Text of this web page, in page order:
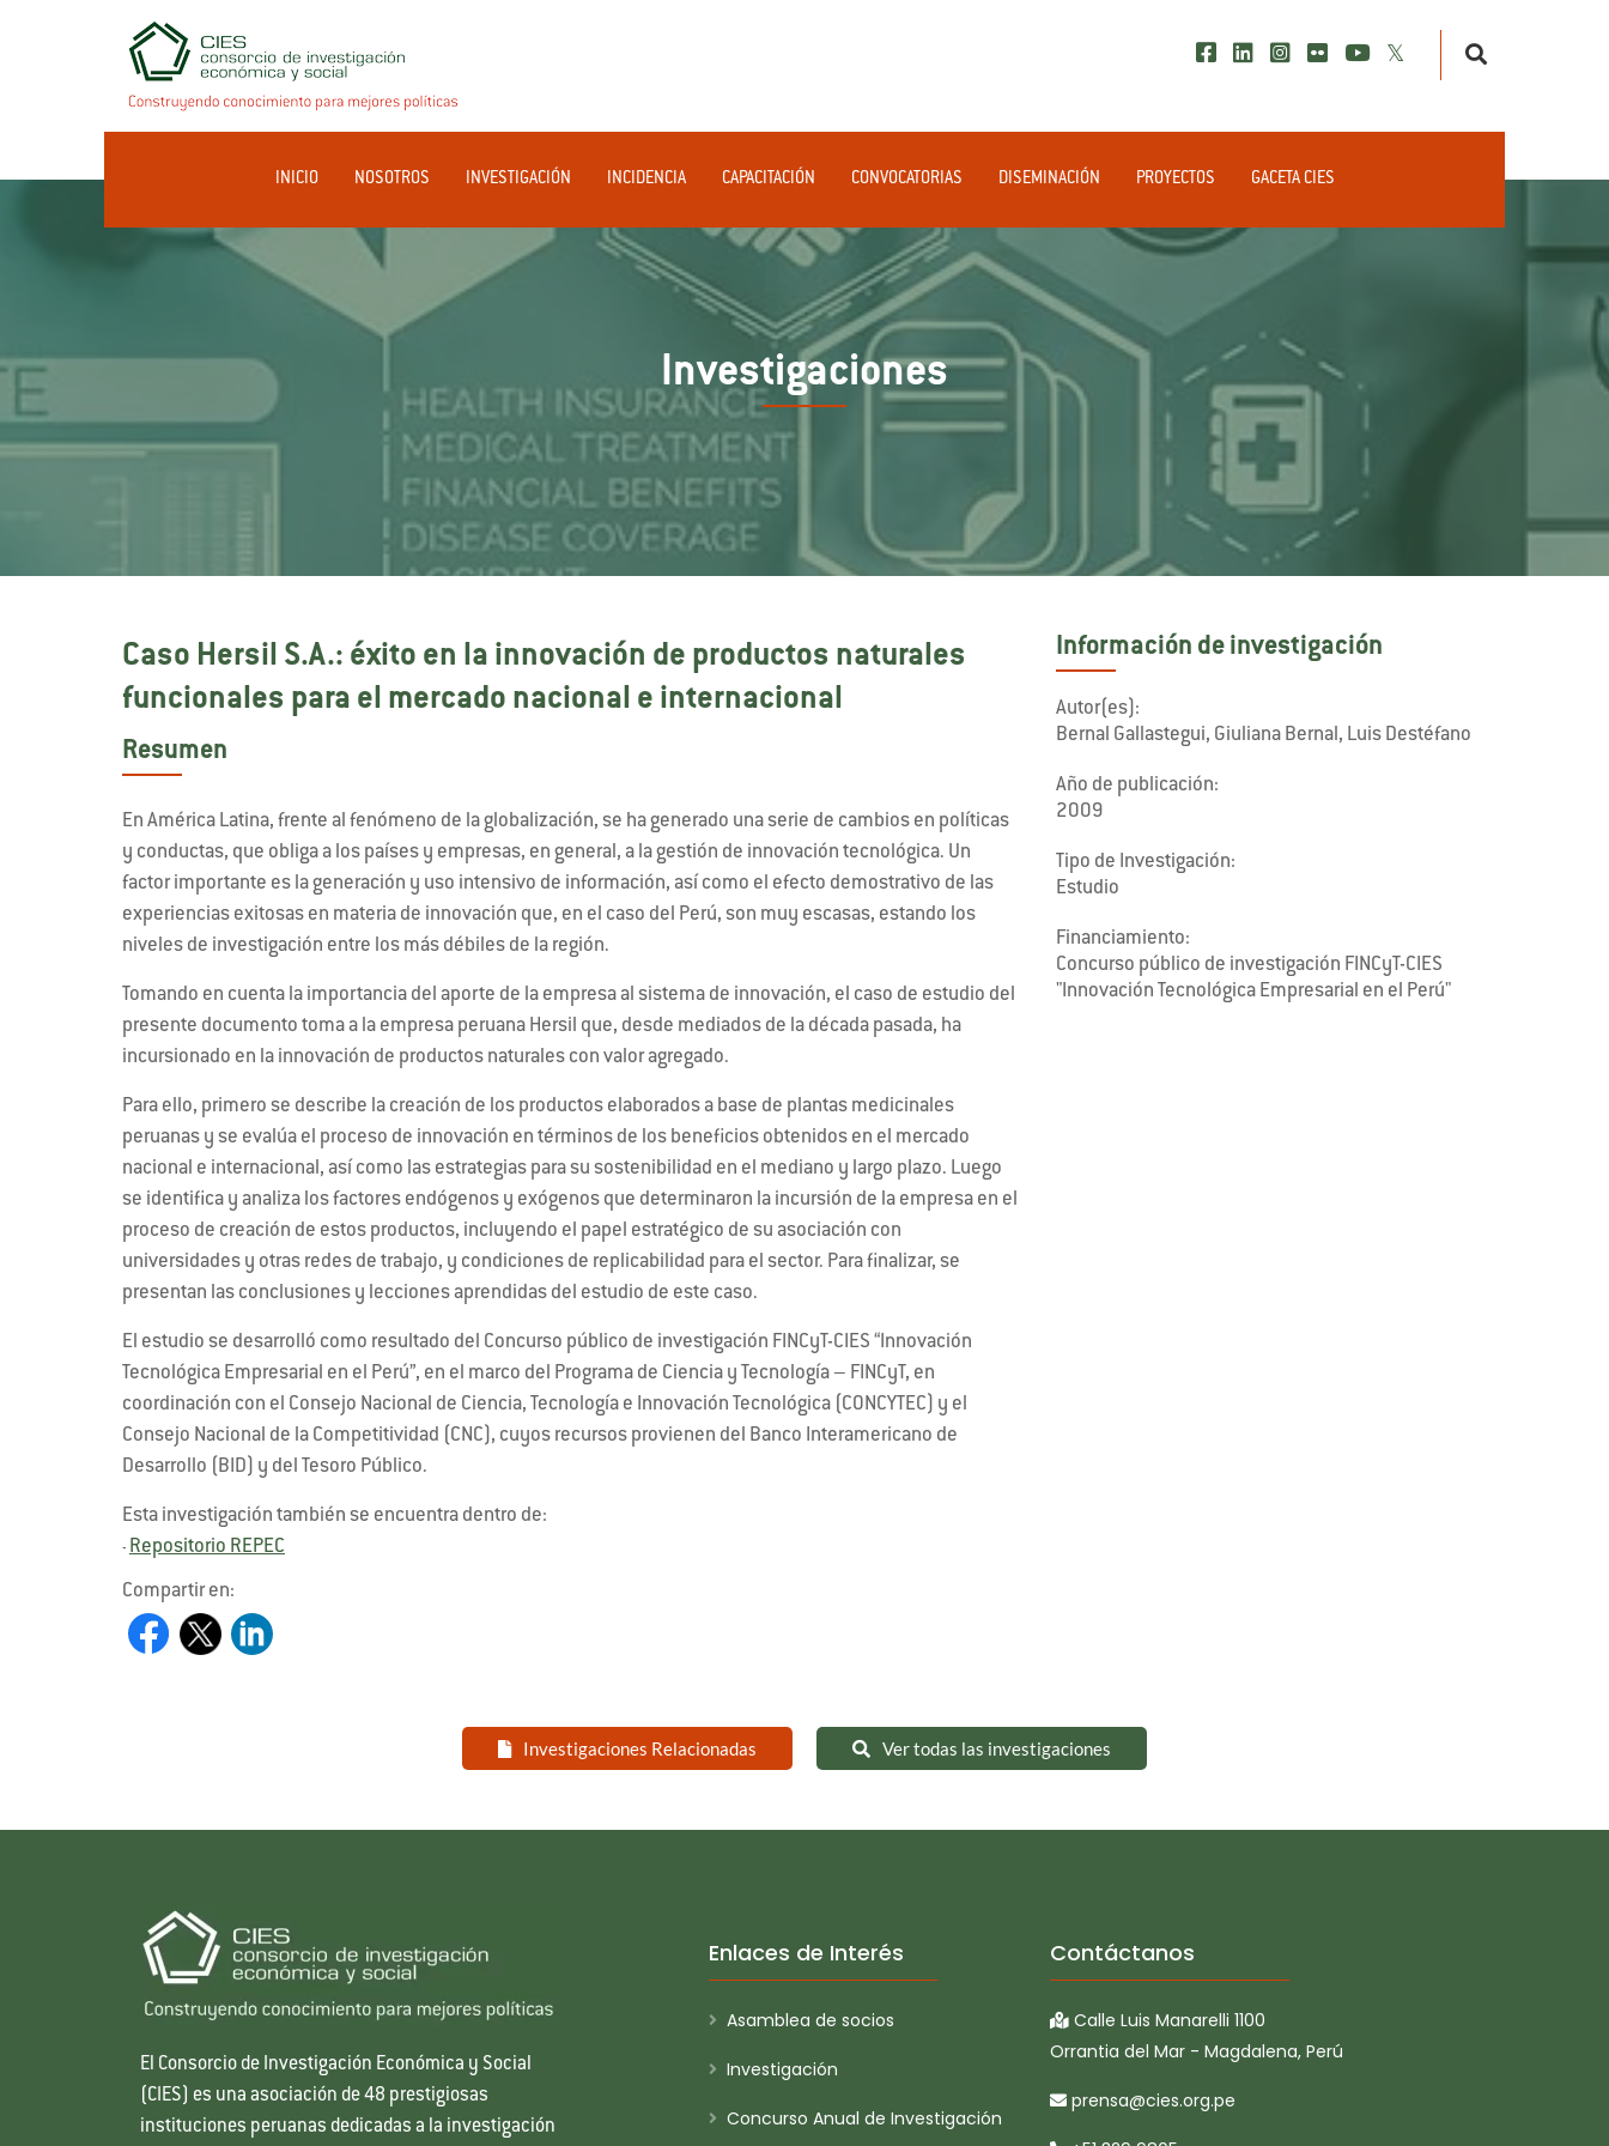
INICIO NOSOTROS INVESTIGACIÓN INCIDENCIA CAPACITACIÓN CONVOCATORIAS DISEMINACIÓN PROYECTOS GACETA CIES
Investigaciones
Caso Hersil S.A.: éxito en la innovación de productos naturales
funcionales para el mercado nacional e internacional
Resumen
En América Latina, frente al fenómeno de la globalización, se ha generado una serie de cambios en políticas
y conductas, que obliga a los países y empresas, en general, a la gestión de innovación tecnológica. Un
factor importante es la generación y uso intensivo de información, así como el efecto demostrativo de las
experiencias exitosas en materia de innovación que, en el caso del Perú, son muy escasas, estando los
niveles de investigación entre los más débiles de la región.
Tomando en cuenta la importancia del aporte de la empresa al sistema de innovación, el caso de estudio del
presente documento toma a la empresa peruana Hersil que, desde mediados de la década pasada, ha
incursionado en la innovación de productos naturales con valor agregado.
Para ello, primero se describe la creación de los productos elaborados a base de plantas medicinales
peruanas y se evalúa el proceso de innovación en términos de los beneficios obtenidos en el mercado
nacional e internacional, así como las estrategias para su sostenibilidad en el mediano y largo plazo. Luego
se identifica y analiza los factores endógenos y exógenos que determinaron la incursión de la empresa en el
proceso de creación de estos productos, incluyendo el papel estratégico de su asociación con
universidades y otras redes de trabajo, y condiciones de replicabilidad para el sector. Para finalizar, se
presentan las conclusiones y lecciones aprendidas del estudio de este caso.
El estudio se desarrolló como resultado del Concurso público de investigación FINCyT-CIES “Innovación
Tecnológica Empresarial en el Perú”, en el marco del Programa de Ciencia y Tecnología – FINCyT, en
coordinación con el Consejo Nacional de Ciencia, Tecnología e Innovación Tecnológica (CONCYTEC) y el
Consejo Nacional de la Competitividad (CNC), cuyos recursos provienen del Banco Interamericano de
Desarrollo (BID) y del Tesoro Público.
Esta investigación también se encuentra dentro de:
- Repositorio REPEC
Compartir en:
Información de investigación
Autor(es):
Bernal Gallastegui, Giuliana Bernal, Luis Destéfano
Año de publicación:
2009
Tipo de Investigación:
Estudio
Financiamiento:
Concurso público de investigación FINCyT-CIES
"Innovación Tecnológica Empresarial en el Perú"
Investigaciones Relacionadas Ver todas las investigaciones
El Consorcio de Investigación Económica y Social
(CIES) es una asociación de 48 prestigiosas
instituciones peruanas dedicadas a la investigación
Enlaces de Interés
Asamblea de socios
Investigación
Concurso Anual de Investigación
Contáctanos
Calle Luis Manarelli 1100
Orrantia del Mar - Magdalena, Perú
prensa@cies.org.pe